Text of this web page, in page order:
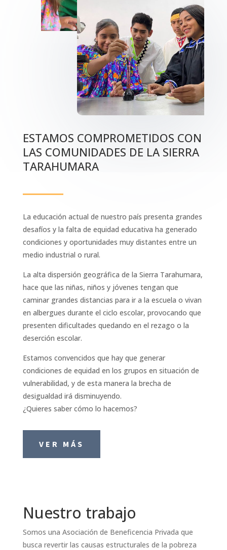
ESTAMOS COMPROMETIDOS CON
LAS COMUNIDADES DE LA SIERRA
TARAHUMARA
La educación actual de nuestro país presenta grandes
desafíos y la falta de equidad educativa ha generado
condiciones y oportunidades muy distantes entre un
medio industrial o rural.
La alta dispersión geográfica de la Sierra Tarahumara,
hace que las niñas, niños y jóvenes tengan que
caminar grandes distancias para ir a la escuela o vivan
en albergues durante el ciclo escolar, provocando que
presenten dificultades quedando en el rezago o la
deserción escolar.
Estamos convencidos que hay que generar
condiciones de equidad en los grupos en situación de
vulnerabilidad, y de esta manera la brecha de
desigualdad irá disminuyendo.
¿Quieres saber cómo lo hacemos?
VER MÁS
Nuestro trabajo
Somos una Asociación de Beneficencia Privada que
busca revertir las causas estructurales de la pobreza